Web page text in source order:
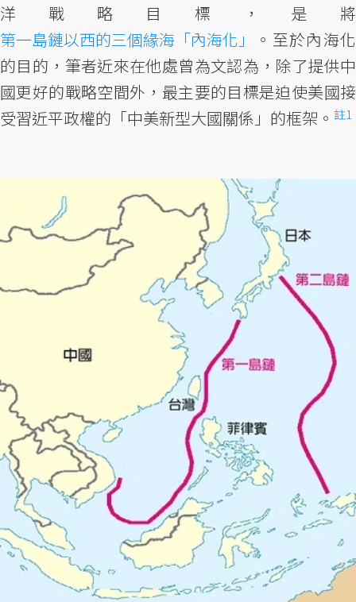
洋戰略目標，是將
第一島鏈以西的三個緣海「內海化」
。至於內海化
的目的，筆者近來在他處曾為文認為，除了提供中
國更好的戰略空間外，最主要的目標是迫使美國接
受習近平政權的「中美新型大國關係」的框架。 註1